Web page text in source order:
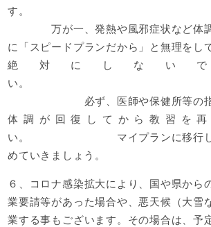
す
万が一、発熱や風邪症状など体調
に「スピードプランだから」と無理をし
絶対にしない
い
必ず、医師や保健所等の指示
体調が回復してから教習を
い。 マイプランに移行し、
めていきましょう。
６、コロナ感染拡大により、国や県から
業要請等があった場合や、悪天候（大雪
業する事もございます。その場合は、予